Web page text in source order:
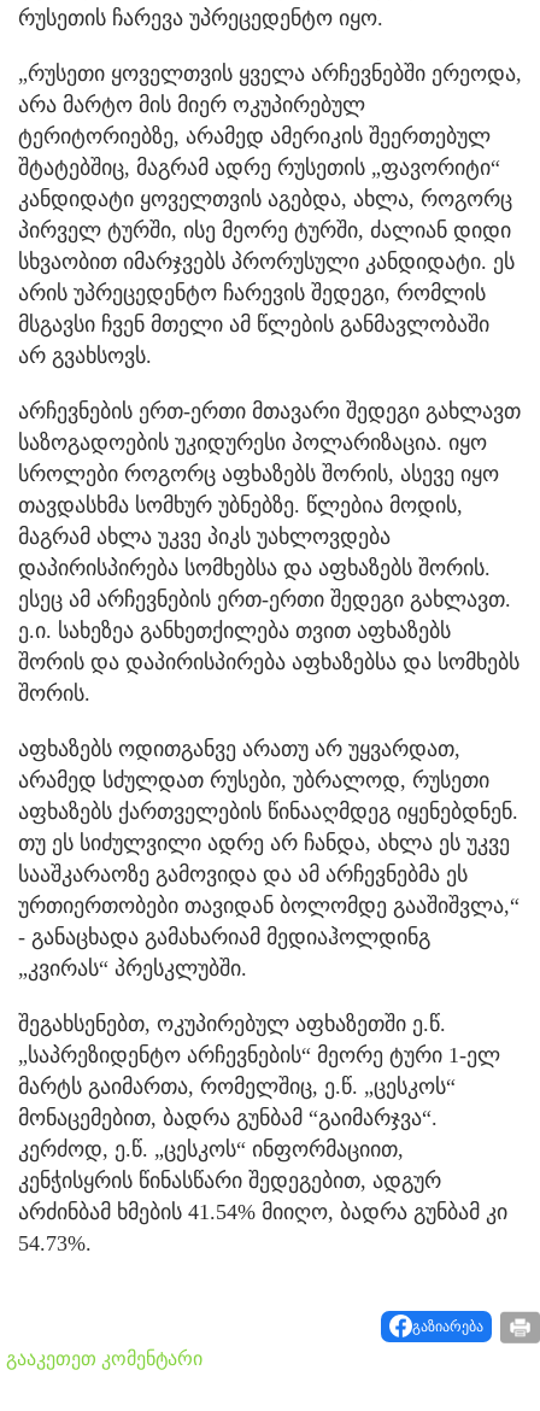
რუსეთის ჩარევა უპრეცედენტო იყო.
„რუსეთი ყოველთვის ყველა არჩევნებში ერეოდა,
არა მარტო მის მიერ ოკუპირებულ
ტერიტორიებზე, არამედ ამერიკის შეერთებულ
შტატებშიც, მაგრამ ადრე რუსეთის „ფავორიტი“
კანდიდატი ყოველთვის აგებდა, ახლა, როგორც
პირველ ტურში, ისე მეორე ტურში, ძალიან დიდი
სხვაობით იმარჯვებს პრორუსული კანდიდატი. ეს
არის უპრეცედენტო ჩარევის შედეგი, რომლის
მსგავსი ჩვენ მთელი ამ წლების განმავლობაში
არ გვახსოვს.
არჩევნების ერთ-ერთი მთავარი შედეგი გახლავთ
საზოგადოების უკიდურესი პოლარიზაცია. იყო
სროლები როგორც აფხაზებს შორის, ასევე იყო
თავდასხმა სომხურ უბნებზე. წლებია მოდის,
მაგრამ ახლა უკვე პიკს უახლოვდება
დაპირისპირება სომხებსა და აფხაზებს შორის.
ესეც ამ არჩევნების ერთ-ერთი შედეგი გახლავთ.
ე.ი. სახეზეა განხეთქილება თვით აფხაზებს
შორის და დაპირისპირება აფხაზებსა და სომხებს
შორის.
აფხაზებს ოდითგანვე არათუ არ უყვარდათ,
არამედ სძულდათ რუსები, უბრალოდ, რუსეთი
აფხაზებს ქართველების წინააღმდეგ იყენებდნენ.
თუ ეს სიძულვილი ადრე არ ჩანდა, ახლა ეს უკვე
სააშკარაოზე გამოვიდა და ამ არჩევნებმა ეს
ურთიერთობები თავიდან ბოლომდე გააშიშვლა,“
- განაცხადა გამახარიამ მედიაჰოლდინგ
„კვირას“ პრესკლუბში.
შეგახსენებთ, ოკუპირებულ აფხაზეთში ე.წ.
„საპრეზიდენტო არჩევნების“ მეორე ტური 1-ელ
მარტს გაიმართა, რომელშიც, ე.წ. „ცესკოს“
მონაცემებით, ბადრა გუნბამ “გაიმარჯვა“.
კერძოდ, ე.წ. „ცესკოს“ ინფორმაციით,
კენჭისყრის წინასწარი შედეგებით, ადგურ
არძინბამ ხმების 41.54% მიიღო, ბადრა გუნბამ კი
54.73%.
გაზიარება
გააკეთეთ კომენტარი